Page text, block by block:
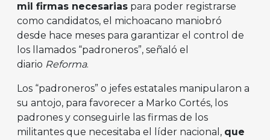
mil firmas necesarias para poder registrarse
como candidatos, el michoacano maniobró
desde hace meses para garantizar el control de
los llamados “padroneros”, señaló el
diario Reforma.
Los “padroneros” o jefes estatales manipularon a
su antojo, para favorecer a Marko Cortés, los
padrones y conseguirle las firmas de los
militantes que necesitaba el líder nacional, que